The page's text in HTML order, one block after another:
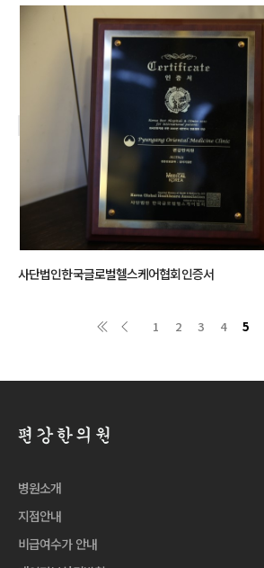
사단법인한국글로벌헬스케어협회인증서
1 2 3 4 5
병원소개
지점안내
비급여수가 안내